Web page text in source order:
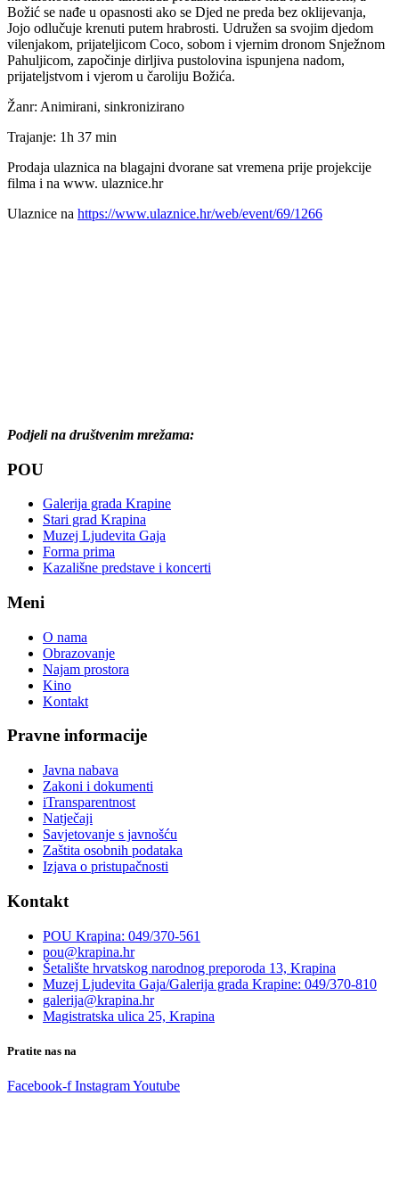
Božić se nađe u opasnosti ako se Djed ne preda bez oklijevanja,
Jojo odlučuje krenuti putem hrabrosti. Udružen sa svojim djedom
vilenjakom, prijateljicom Coco, sobom i vjernim dronom Snježnom
Pahuljicom, započinje dirljiva pustolovina ispunjena nadom,
prijateljstvom i vjerom u čaroliju Božića.
Žanr: Animirani, sinkronizirano
Trajanje: 1h 37 min
Prodaja ulaznica na blagajni dvorane sat vremena prije projekcije
filma i na www. ulaznice.hr
Ulaznice na https://www.ulaznice.hr/web/event/69/1266
Podjeli na društvenim mrežama:
POU
Galerija grada Krapine
Stari grad Krapina
Muzej Ljudevita Gaja
Forma prima
Kazališne predstave i koncerti
Meni
O nama
Obrazovanje
Najam prostora
Kino
Kontakt
Pravne informacije
Javna nabava
Zakoni i dokumenti
iTransparentnost
Natječaji
Savjetovanje s javnošću
Zaštita osobnih podataka
Izjava o pristupačnosti
Kontakt
POU Krapina: 049/370-561
pou@krapina.hr
Šetalište hrvatskog narodnog preporoda 13, Krapina
Muzej Ljudevita Gaja/Galerija grada Krapine: 049/370-810
galerija@krapina.hr
Magistratska ulica 25, Krapina
Pratite nas na
Facebook-f InstagramYoutube